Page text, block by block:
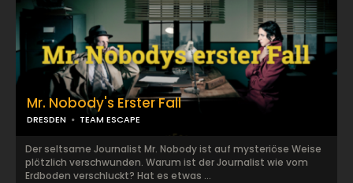
Mr. Nobody's Erster Fall
DRESDEN TEAM ESCAPE
Der seltsame Journalist Mr. Nobody ist auf mysteriöse Weise
plötzlich verschwunden. Warum ist der Journalist wie vom
Erdboden verschluckt? Hat es etwas ...